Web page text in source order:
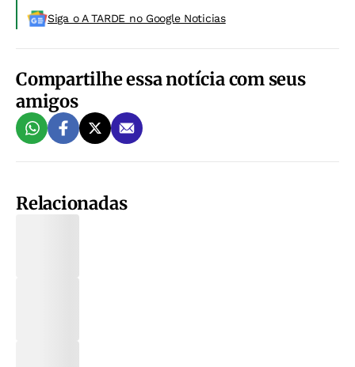
Siga o A TARDE no Google Noticias
Compartilhe essa notícia com seus
amigos
Relacionadas